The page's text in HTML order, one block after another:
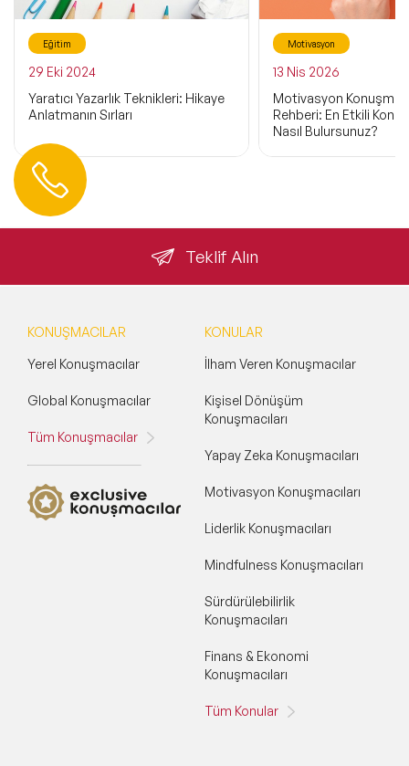
Eğitim
29 Eki 2024
Yaratıcı Yazarlık Teknikleri: Hikaye
Anlatmanın Sırları
Motivasyon
13 Nis 2026
Motivasyon
Rehberi: En Etkili
Nasıl Bulursunuz?
Teklif Alın
Hemen Ulaşın
KONUŞMACILAR
Yerel Konuşmacılar
Global Konuşmacılar
Tüm Konuşmacılar
KONULAR
İlham Veren Konuşmacılar
Kişisel Dönüşüm
Konuşmacıları
Yapay Zeka Konuşmacıları
Motivasyon Konuşmacıları
Liderlik Konuşmacıları
Mindfulness Konuşmacıları
Sürdürülebilirlik
Konuşmacıları
Finans & Ekonomi
Konuşmacıları
Tüm Konular